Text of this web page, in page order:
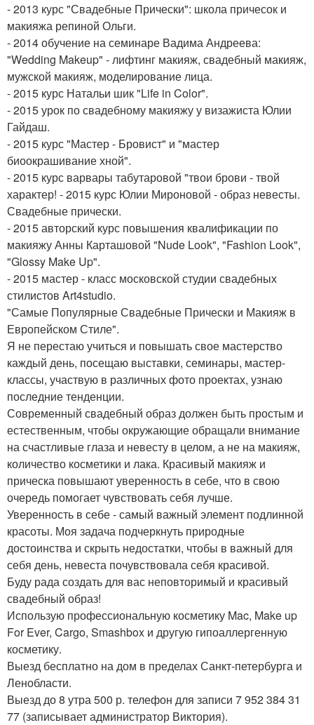
- 2013 курс "Свадебные Прически": школа причесок и
макияжа репиной Ольги.
- 2014 обучение на семинаре Вадима Андреева:
"Wedding Makeup" - лифтинг макияж, свадебный макияж,
мужской макияж, моделирование лица.
- 2015 курс Натальи шик "Life in Color".
- 2015 урок по свадебному макияжу у визажиста Юлии
Гайдаш.
- 2015 курс "Мастер - Бровист" и "мастер
биоокрашивание хной".
- 2015 курс варвары табутаровой "твои брови - твой
характер! - 2015 курс Юлии Мироновой - образ невесты.
Свадебные прически.
- 2015 авторский курс повышения квалификации по
макияжу Анны Карташовой "Nude Look", "Fashion Look",
"Glossy Make Up".
- 2015 мастер - класс московской студии свадебных
стилистов Art4studio.
"Самые Популярные Свадебные Прически и Макияж в
Европейском Стиле".
Я не перестаю учиться и повышать свое мастерство
каждый день, посещаю выставки, семинары, мастер-
классы, участвую в различных фото проектах, узнаю
последние тенденции.
Современный свадебный образ должен быть простым и
естественным, чтобы окружающие обращали внимание
на счастливые глаза и невесту в целом, а не на макияж,
количество косметики и лака. Красивый макияж и
прическа повышают уверенность в себе, что в свою
очередь помогает чувствовать себя лучше.
Уверенность в себе - самый важный элемент подлинной
красоты. Моя задача подчеркнуть природные
достоинства и скрыть недостатки, чтобы в важный для
себя день, невеста почувствовала себя красивой.
Буду рада создать для вас неповторимый и красивый
свадебный образ!
Использую профессиональную косметику Mac, Make up
For Ever, Cargo, Smashbox и другую гипоаллергенную
косметику.
Выезд бесплатно на дом в пределах Санкт-петербурга и
Ленобласти.
Выезд до 8 утра 500 р. телефон для записи 7 952 384 31
77 (записывает администратор Виктория).